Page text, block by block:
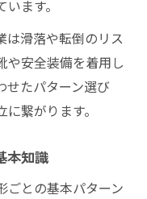
ます。
は滑落や転倒のリス
や安全装備を着用し
せたパターン選び
繋がります。
本知識
ごとの基本パターン